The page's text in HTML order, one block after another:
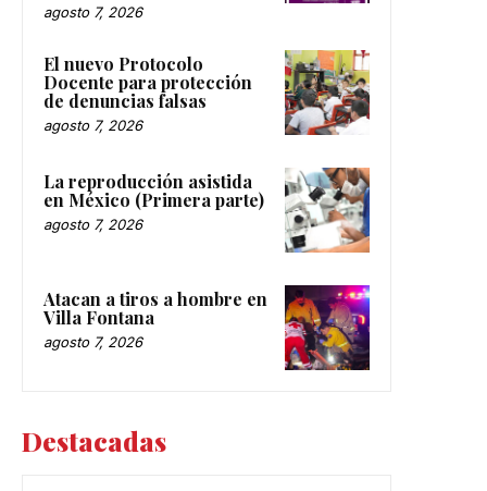
agosto 7, 2026
El nuevo Protocolo
Docente para protección
de denuncias falsas
agosto 7, 2026
La reproducción asistida
en México (Primera parte)
agosto 7, 2026
Atacan a tiros a hombre en
Villa Fontana
agosto 7, 2026
Destacadas